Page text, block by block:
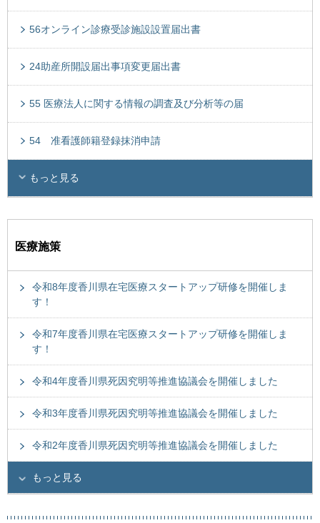
56オンライン診療受診施設設置届出書
24助産所開設届出事項変更届出書
55 医療法人に関する情報の調査及び分析等の届
54 准看護師籍登録抹消申請
もっと見る
医療施策
令和8年度香川県在宅医療スタートアップ研修を開催しま
す！
令和7年度香川県在宅医療スタートアップ研修を開催しま
す！
令和4年度香川県死因究明等推進協議会を開催しました
令和3年度香川県死因究明等推進協議会を開催しました
令和2年度香川県死因究明等推進協議会を開催しました
もっと見る